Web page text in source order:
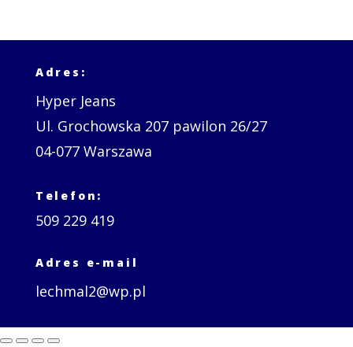
Adres:
Hyper Jeans
Ul. Grochowska 207 pawilon 26/27
04-077 Warszawa
Telefon:
509 229 419
Adres e-mail
lechmal2@wp.pl